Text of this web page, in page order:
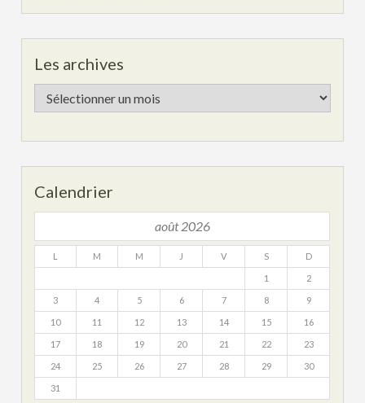
Les archives
Les
archives
Calendrier
août 2026
L M M J V S D
1 2
3 4 5 6 7 8 9
10 11 12 13 14 15 16
17 18 19 20 21 22 23
24 25 26 27 28 29 30
31